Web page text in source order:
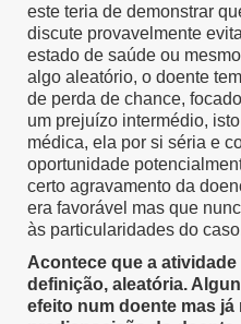
este teria de demonstrar
discute provavelmente
estado de saúde ou
algo aleatório, o doente
de perda de chance,
um prejuízo intermédio,
médica, ela por si séria e
oportunidade
certo agravamento da
era favorável mas que
às particularidades do
Acontece que a
definição, aleatória.
efeito num doente mas